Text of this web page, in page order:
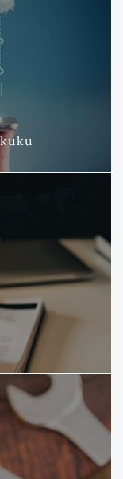
Hukuku
Kişisel Verilerin
Data Protection
kapsamlı ve titiz
sunmaktayız.
DAHA FAZLA
Hukuku
ticaret ve şirketler
hizmet
vermekteyiz.
DAHA FAZLA
Hukuku
korunması
uzmanlaşmış
stratejik
çözüm